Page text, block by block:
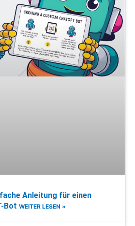
Anleitung für einen
Bot WEITER LESEN »